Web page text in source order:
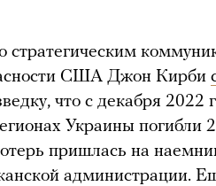
стратегическим
США Джон Кирби
что с декабря 2022
Украины погибли
пришлась на
администрации.